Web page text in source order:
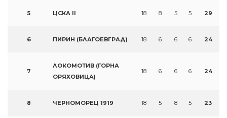
5 ЦСКА II 18 8 5 5 29
6 ПИРИН (БЛАГОЕВГРАД) 18 6 6 6 24
7
ЛОКОМОТИВ (ГОРНА
ОРЯХОВИЦА)
18 6 6 6 24
8 ЧЕРНОМОРЕЦ 1919 18 5 8 5 23